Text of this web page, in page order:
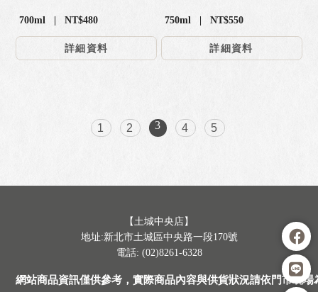
700ml | NT$480
詳細資料
750ml | NT$550
詳細資料
1 2 3 4 5
【土城中央店】
地址:新北市土城區中央路一段170號
電話: (02)8261-6328
網站商品資訊僅供參考，實際商品內容與供貨狀況請依門市現場